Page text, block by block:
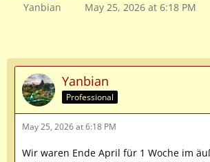
Yanbian May 25, 2026 at 6:18 PM
Yanbian
Professional
May 25, 2026 at 6:18 PM
Wir waren Ende April für 1 Woche im